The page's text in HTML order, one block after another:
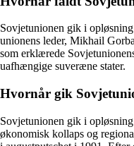
Sovjetunionen gik i
unionens leder, Mikhail
som erklærede
uafhængige suveræne stater.
Hvornår gik
Sovjetunionen gik i
økonomisk kollaps og